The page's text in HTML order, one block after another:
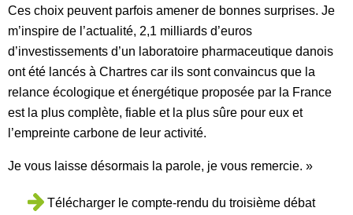
Ces choix peuvent parfois amener de bonnes surprises. Je
m’inspire de l’actualité, 2,1 milliards d’euros
d’investissements d’un laboratoire pharmaceutique danois
ont été lancés à Chartres car ils sont convaincus que la
relance écologique et énergétique proposée par la France
est la plus complète, fiable et la plus sûre pour eux et
l’empreinte carbone de leur activité.
Je vous laisse désormais la parole, je vous remercie. »
Télécharger le compte-rendu du troisième débat